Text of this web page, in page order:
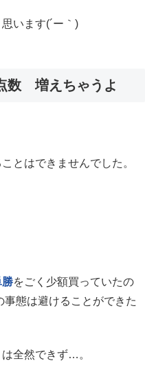
います(´ー｀)
数 増えちゃうよ
とはできませんでした。
勝をごく少額買っていたの
事態は避けることができた
全然できず…。